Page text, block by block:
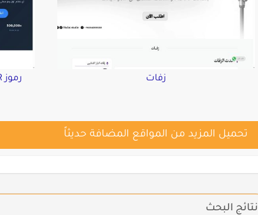
زفات
تحميل المزيد من المواقع المضافة حديثاً
نتائج البحث